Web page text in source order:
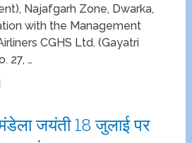
Najafgarh Zone, Dwarka,
with the Management
CGHS Ltd. (Gayatri
27, …
जयंती 18 जुलाई पर